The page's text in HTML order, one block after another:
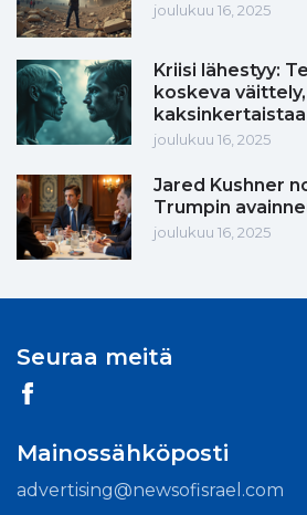
joulukuu 16, 2025
Kriisi lähestyy:
koskeva
joulukuu 16, 2025
Jared Kushner
Trumpin
joulukuu 16, 2025
Seuraa meitä
Mainossähköposti
advertising@newsofisrael.com